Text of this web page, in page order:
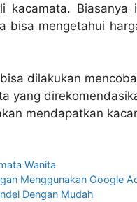
kacamata.
bisa mengetahui
dilakukan
yang
mendapatkan
Wanita
Menggunakan Google
Dengan Mudah